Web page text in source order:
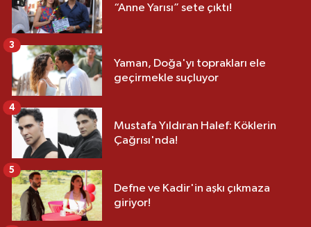
“Anne Yarısı” sete çıktı!
Yaman, Doğa'yı toprakları ele
geçirmekle suçluyor
3
Mustafa Yıldıran Halef: Köklerin
Çağrısı'nda!
4
Defne ve Kadir'in aşkı çıkmaza
giriyor!
5